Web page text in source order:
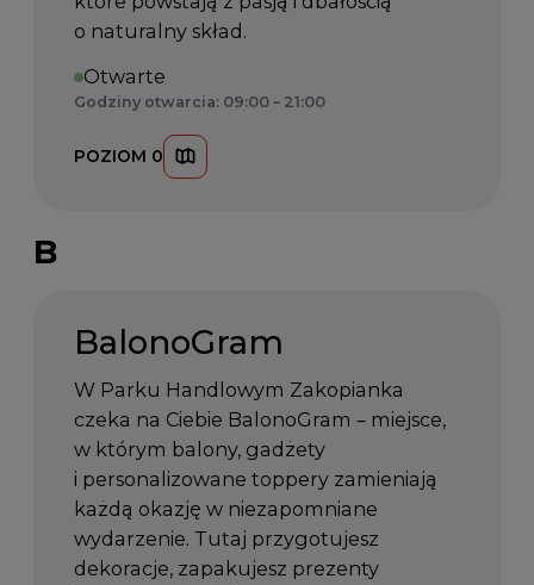
o naturalny skład.
Otwarte
Godziny otwarcia: 09:00 – 21:00
POZIOM 0
B
BalonoGram
W Parku Handlowym Zakopianka
czeka na Ciebie BalonoGram – miejsce,
w którym balony, gadżety
i personalizowane toppery zamieniają
każdą okazję w niezapomniane
wydarzenie. Tutaj przygotujesz
dekoracje, zapakujesz prezenty